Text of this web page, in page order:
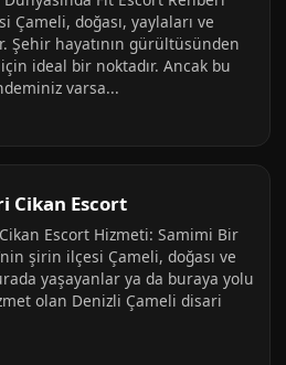
Çameli, doğası, yaylaları ve
Şehir hayatının gürültüsünden
ideal bir noktadır. Ancak bu
varsa...
Cikan Escort
Escort Hizmeti: Samimi Bir
şirin ilçesi Çameli, doğası ve
yaşayanlar ya da buraya yolu
olan Denizli Çameli disari